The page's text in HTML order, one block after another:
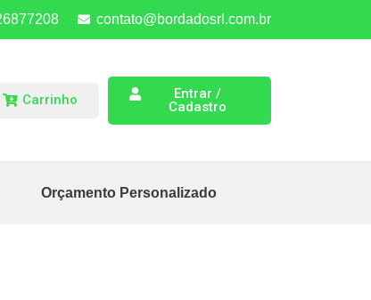
contato@bordadosrl.com.br
Carrinho
Entrar /
Cadastro
Orçamento Personalizado